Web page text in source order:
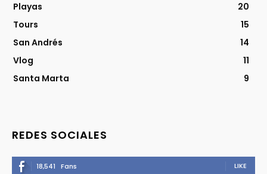
Playas
20
Tours
15
San Andrés
14
Vlog
11
Santa Marta
9
REDES SOCIALES
18,541 Fans LIKE